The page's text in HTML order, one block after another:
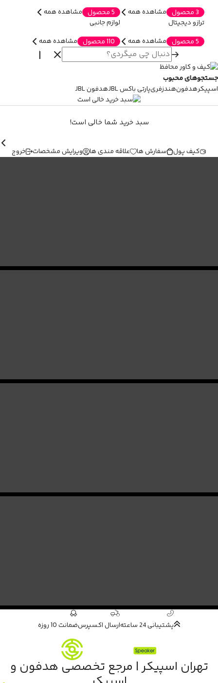
3 محصول
مشاهده همه
5 محصول
مشاهده همه
ترازو دیجیتال
5 محصول
مشاهده همه
لوازم جانبی
110 محصول
مشاهده همه
جستجوهای محبوب
اسپیکرهدفونهندزفریپارتی باکس JBL هدفون JBL
سبد خرید شما خالی است!
کیف پول سفارش ها علاقه مندی ها ویرایش مشخصات خروج
پشتیبانی 24 ساعته ارسال اکسپرسضمانت 10 روزه
تهران اسپیکر | مرجع تخصصی هدفون و